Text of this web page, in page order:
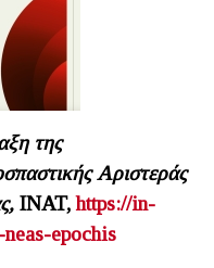
της
Αριστεράς
INAT,https://in-
epochis